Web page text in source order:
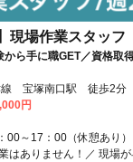
現場作業スタッフ
から手に職GET／資格取
ど幅広い技術を学べる環
急今津線 宝塚南口駅 徒歩2分
円
00～17：00（休憩あり
はありません！／ 現場